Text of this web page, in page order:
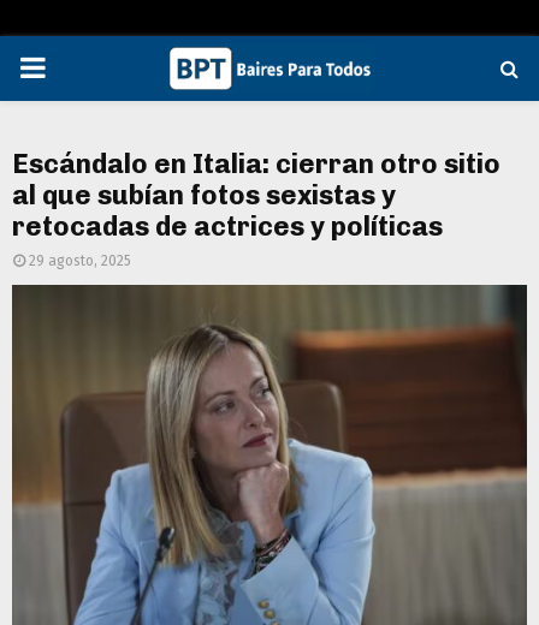
PRIMARY
Escándalo en Italia: cierran otro sitio
al que subían fotos sexistas y
retocadas de actrices y políticas
29 agosto, 2025